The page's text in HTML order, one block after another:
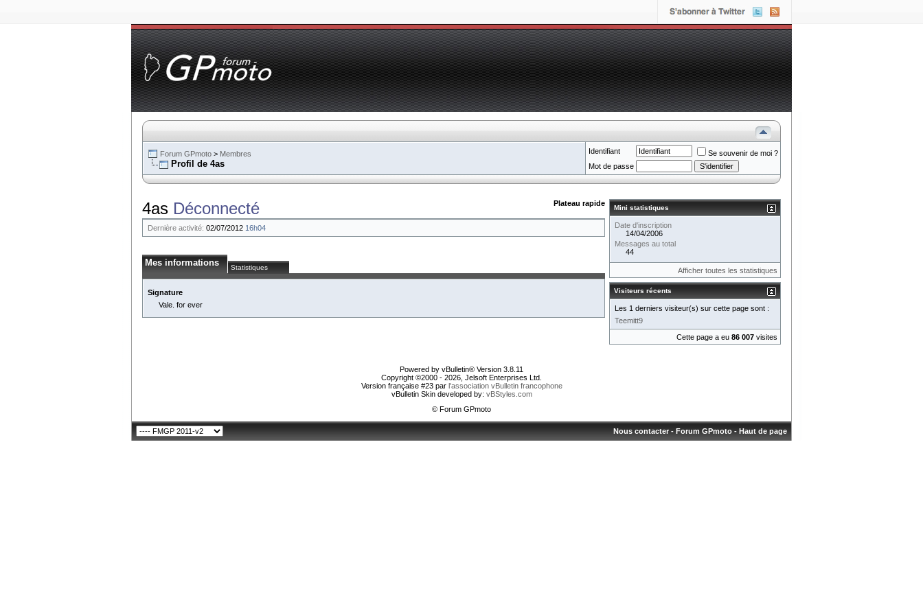
Forum GPmoto > Membres
Profil de 4as
Identifiant
Se souvenir de moi ?
Mot de passe
Plateau rapide
4as Déconnecté
Dernière activité: 02/07/2012 16h04
Mes informations Statistiques
Signature
Vale. for ever
Mini statistiques
Date d'inscription
14/04/2006
Messages au total
44
Afficher toutes les statistiques
Visiteurs récents
Les 1 derniers visiteur(s) sur cette page sont :
Teemitt9
Cette page a eu 86 007 visites
Powered by vBulletin® Version 3.8.11
Copyright ©2000 - 2026, Jelsoft Enterprises Ltd.
Version française #23 par l'association vBulletin francophone
vBulletin Skin developed by: vBStyles.com
© Forum GPmoto
Nous contacter- Forum GPmoto - Haut de page